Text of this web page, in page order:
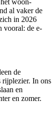
woon-
al vaker de
in 2026
vooral: de e-
de
rijplezier. In ons
en
en zomer.